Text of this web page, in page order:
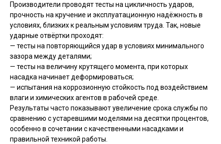
Производители проводят тесты на цикличность ударов,
прочность на кручение и эксплуатационную надёжность в
условиях, близких к реальным условиям труда. Так, новые
ударные отвёртки проходят:
— тесты на повторяющийся удар в условиях минимального
зазора между деталями;
— тесты на величину крутящего момента, при которых
насадка начинает деформироваться;
— испытания на коррозионную стойкость под воздействием
влаги и химических агентов в рабочей среде.
Результаты часто показывают увеличение срока службы по
сравнению с устаревшими моделями на десятки процентов,
особенно в сочетании с качественными насадками и
правильной техникой работы.